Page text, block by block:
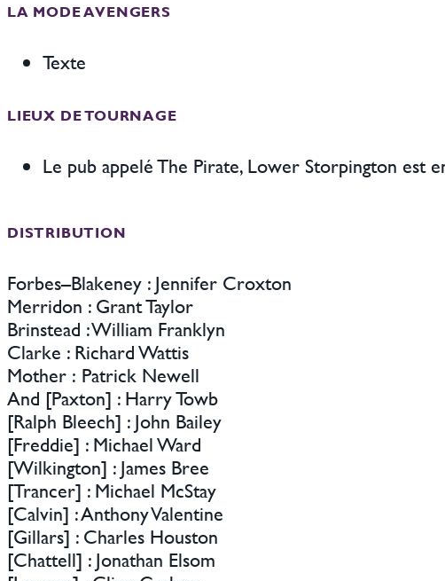
LA MODE AVENGERS
Texte
LIEUX DE TOURNAGE
Le pub appelé The Pirate, Lower Storpington est
DISTRIBUTION
Forbes–Blakeney : Jennifer Croxton
Merridon : Grant Taylor
Brinstead : William Franklyn
Clarke : Richard Wattis
Mother : Patrick Newell
And [Paxton] : Harry Towb
[Ralph Bleech] : John Bailey
[Freddie] : Michael Ward
[Wilkington] : James Bree
[Trancer] : Michael McStay
[Calvin] : Anthony Valentine
[Gillars] : Charles Houston
[Chattell] : Jonathan Elsom